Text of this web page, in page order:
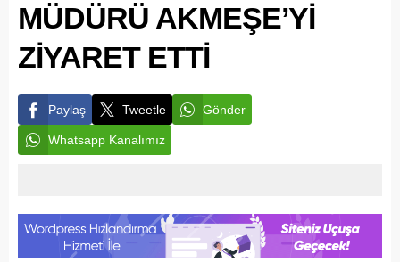
MÜDÜRÜ AKMEŞE’Yİ
ZİYARET ETTİ
Paylaş Tweetle Gönder
Whatsapp Kanalımız